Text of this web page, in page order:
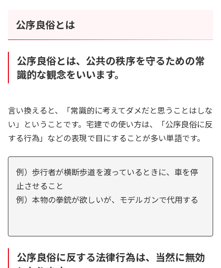
公序良俗とは
公序良俗とは、公共の秩序を守るための常
識的な観念をいいます。
言い換えると、「常識的に考えてダメだと思うことはしな
い」ということです。宅建での使い方は、「公序良俗に反
する行為」などの表現で目にすることが多い単語です。
例）歩行者が横断歩道を渡っているときに、車を停
止させること
例）本物の拳銃が欲しいが、モデルガンで代用する
公序良俗に反する法律行為は、当然に無効